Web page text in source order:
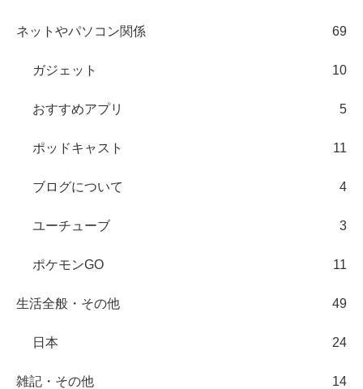
ネットやパソコン関係 69
ガジェット 10
おすすめアプリ 5
ポッドキャスト 11
ブログについて 4
ユーチューブ 3
ポケモンGO 11
生活全般・その他 49
日本 24
雑記・その他 14